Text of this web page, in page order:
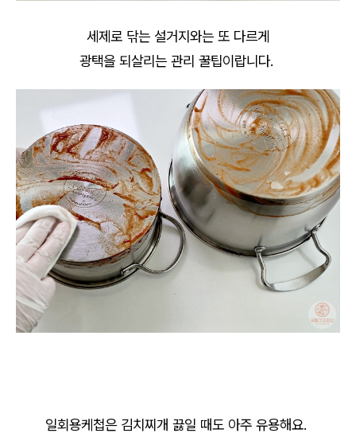
세제로 닦는 설거지와는 또 다르게
광택을 되살리는 관리 꿀팁이랍니다.
일회용케첩은 김치찌개 끓일 때도 아주 유용해요.